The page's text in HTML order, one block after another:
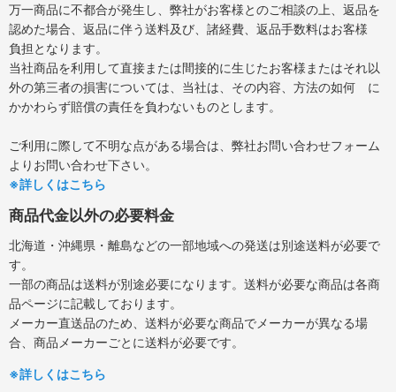
万一商品に不都合が発生し、弊社がお客様とのご相談の上、返品を
認めた場合、返品に伴う送料及び、諸経費、返品手数料はお客様
負担となります。
当社商品を利用して直接または間接的に生じたお客様またはそれ以
外の第三者の損害については、当社は、その内容、方法の如何 に
かかわらず賠償の責任を負わないものとします。
ご利用に際して不明な点がある場合は、弊社お問い合わせフォーム
よりお問い合わせ下さい。
※詳しくはこちら
商品代金以外の必要料金
北海道・沖縄県・離島などの一部地域への発送は別途送料が必要で
す。
一部の商品は送料が別途必要になります。送料が必要な商品は各商
品ページに記載しております。
メーカー直送品のため、送料が必要な商品でメーカーが異なる場
合、商品メーカーごとに送料が必要です。
※詳しくはこちら